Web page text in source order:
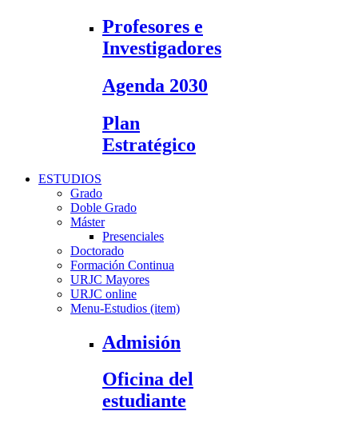
Profesores e
Investigadores
Agenda 2030
Plan
Estratégico
ESTUDIOS
Grado
Doble Grado
Máster
Presenciales
Doctorado
Formación Continua
URJC Mayores
URJC online
Menu-Estudios (item)
Admisión
Oficina del
estudiante